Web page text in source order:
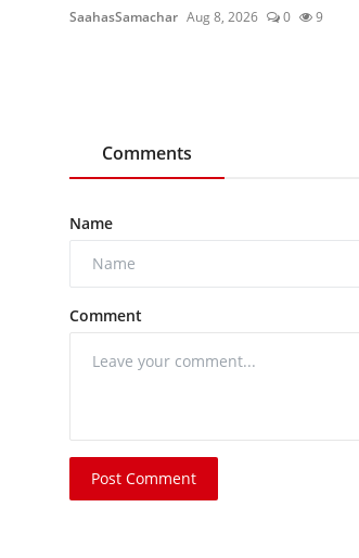
SaahasSamachar Aug 8, 2026 0 9
Comments
Name
Comment
Post Comment